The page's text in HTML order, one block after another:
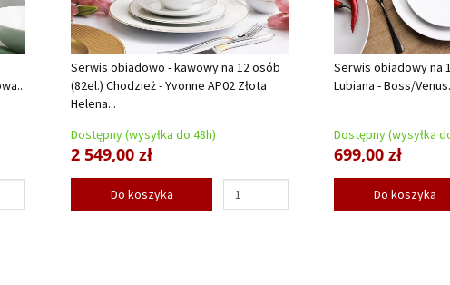
Serwis obiadowo - kawowy na 12 osób
(82el.) Chodzież - Yvonne AP02 Złota
Helena...
Dostępny (wysyłka do 48h)
2 549,00 zł
Do koszyka
Serwis obiadowy na
Lubiana - Boss/
Dostępny (wysyłka
699,00 zł
Do koszyka